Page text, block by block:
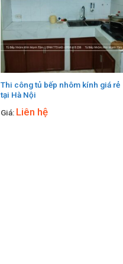
Thi công tủ bếp nhôm kính giá rẻ
tại Hà Nội
Giá: Liên hệ